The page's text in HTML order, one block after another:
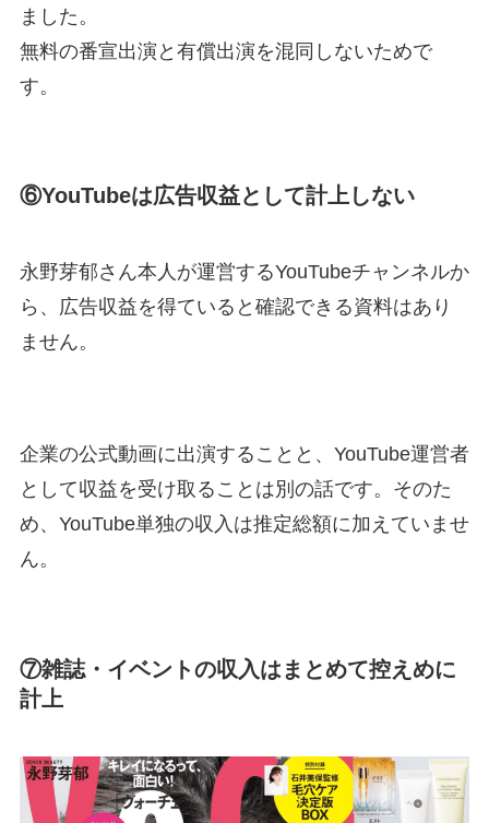
ました。
無料の番宣出演と有償出演を混同しないためで
す。
⑥YouTubeは広告収益として計上しない
永野芽郁さん本人が運営するYouTubeチャンネルか
ら、広告収益を得ていると確認できる資料はあり
ません。
企業の公式動画に出演することと、YouTube運営者
として収益を受け取ることは別の話です。そのた
め、YouTube単独の収入は推定総額に加えていませ
ん。
⑦雑誌・イベントの収入はまとめて控えめに
計上